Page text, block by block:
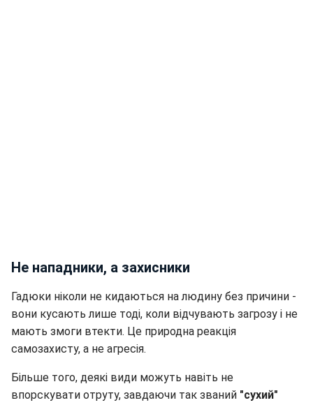
Не нападники, а захисники
Гадюки ніколи не кидаються на людину без причини -
вони кусають лише тоді, коли відчувають загрозу і не
мають змоги втекти. Це природна реакція
самозахисту, а не агресія.
Більше того, деякі види можуть навіть не
впорскувати отруту, завдаючи так званий "сухий"